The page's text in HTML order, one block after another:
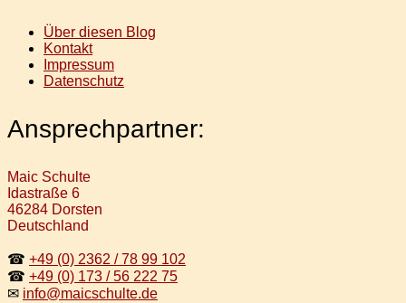
Über diesen Blog
Kontakt
Impressum
Datenschutz
Ansprechpartner:
Maic Schulte
Idastraße 6
46284 Dorsten
Deutschland
☎ +49 (0) 2362 / 78 99 102
☎ +49 (0) 173 / 56 222 75
✉ info@maicschulte.de